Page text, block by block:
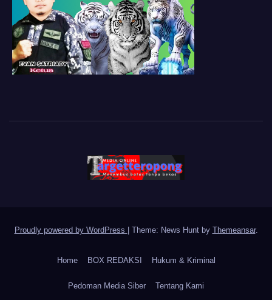
Proudly powered by WordPress Theme: News Hunt by Themeansar.
Home BOX REDAKSI Hukum & Kriminal
Pedoman Media Siber Tentang Kami